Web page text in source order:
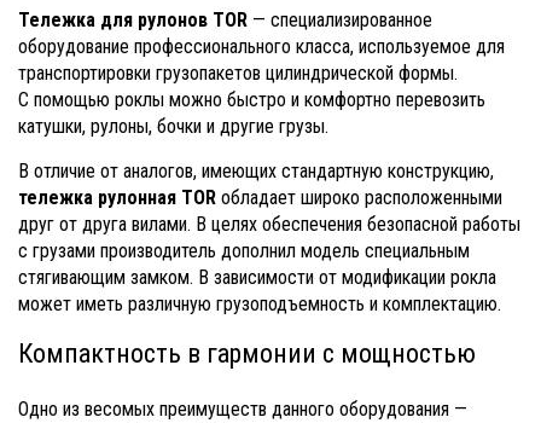
Тележка для рулонов TOR — специализированное
оборудование профессионального класса, используемое для
транспортировки грузопакетов цилиндрической формы.
С помощью роклы можно быстро и комфортно перевозить
катушки, рулоны, бочки и другие грузы.
В отличие от аналогов, имеющих стандартную конструкцию,
тележка рулонная TOR обладает широко расположенными
друг от друга вилами. В целях обеспечения безопасной работы
с грузами производитель дополнил модель специальным
стягивающим замком. В зависимости от модификации рокла
может иметь различную грузоподъемность и комплектацию.
Компактность в гармонии с мощностью
Одно из весомых преимуществ данного оборудования —